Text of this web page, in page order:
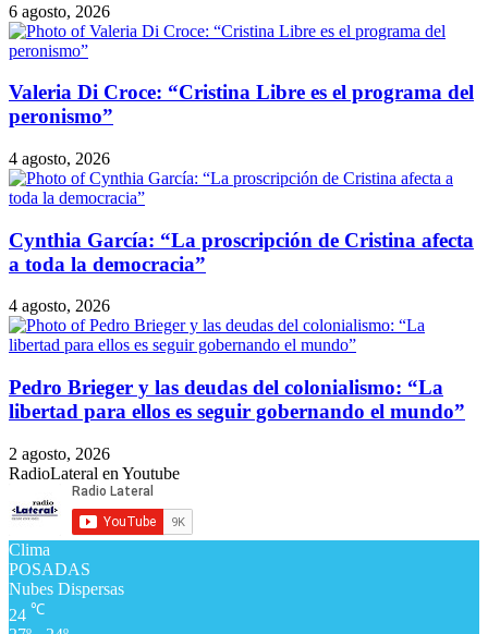
6 agosto, 2026
Valeria Di Croce: “Cristina Libre es el programa del
peronismo”
4 agosto, 2026
Cynthia García: “La proscripción de Cristina afecta
a toda la democracia”
4 agosto, 2026
Pedro Brieger y las deudas del colonialismo: “La
libertad para ellos es seguir gobernando el mundo”
2 agosto, 2026
RadioLateral en Youtube
Clima
POSADAS
Nubes Dispersas
24 ℃